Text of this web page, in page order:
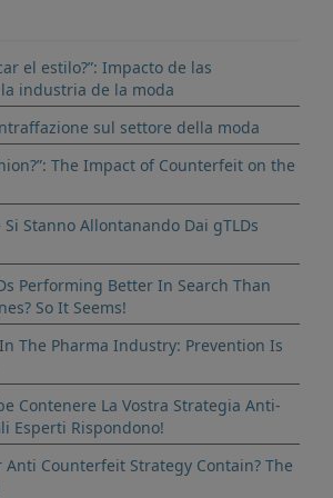
el estilo?”: Impacto de las
industria de la moda
sul settore della moda
The Impact of Counterfeit on the
Si Stanno Allontanando Dai gTLDs
Performing Better In Search Than
So It Seems!
The Pharma Industry: Prevention Is
Contenere La Vostra Strategia Anti-
Esperti Rispondono!
Anti Counterfeit Strategy Contain? The